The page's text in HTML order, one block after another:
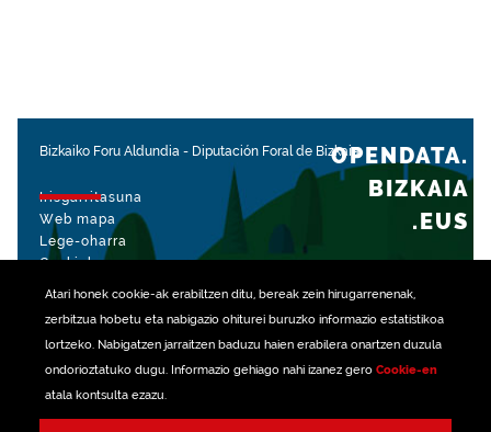
Atari honek cookie-ak erabiltzen ditu, bereak zein hirugarrenenak,
zerbitzua hobetu eta nabigazio ohiturei buruzko informazio estatistikoa
lortzeko. Nabigatzen jarraitzen baduzu haien erabilera onartzen duzula
ondorioztatuko dugu. Informazio gehiago nahi izanez gero Cookie-en
atala kontsulta ezazu.
Bizkaiko Foru Aldundia - Diputación Foral de Bizkaia
Irisgarritasuna
Web mapa
Lege-oharra
Cookiak
rekin kudeatua
OPENDATA.
BIZKAIA
.EUS